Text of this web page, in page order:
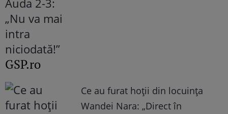
GSP.ro
Ce au furat hoții din locuința
Wandei Nara: „Direct în